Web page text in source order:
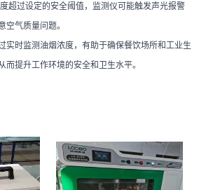
超过设定的安全阈值，监测仪可能触发声光报警
空气质量问题。
实时监测油烟浓度，有助于确保餐饮场所和工业生
而提升工作环境的安全和卫生水平。